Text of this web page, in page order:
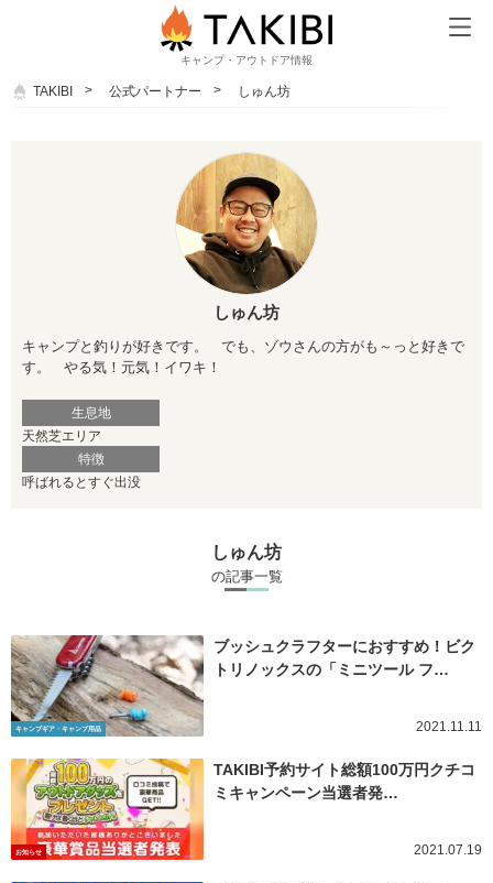
キャンプ・アウトドア情報
TAKIBI 公式パートナー しゅん坊
しゅん坊
キャンプと釣りが好きです。 でも、ゾウさんの方がも～っと好きで
す。 やる気！元気！イワキ！
生息地
天然芝エリア
特徴
呼ばれるとすぐ出没
しゅん坊
の記事一覧
キャンプギア・キャンプ用品
ブッシュクラフターにおすすめ！ビク
トリノックスの「ミニツール フ…
2021.11.11
お知らせ
TAKIBI予約サイト総額100万円クチコ
ミキャンペーン当選者発…
2021.07.19